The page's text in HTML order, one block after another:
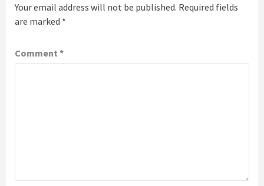
Your email address will not be published. Required fields
are marked *
Comment *